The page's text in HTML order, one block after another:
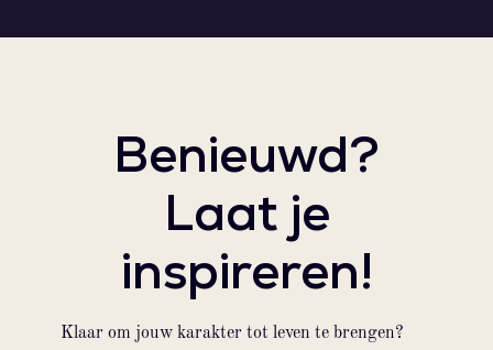
Benieuwd?
Laat je
inspireren!
Klaar om jouw karakter tot leven te brengen?